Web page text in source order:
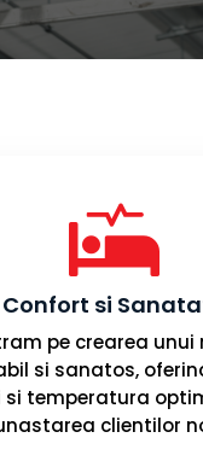

Confort si
pe crearea
si sanatos,
si temperatura
clientilor